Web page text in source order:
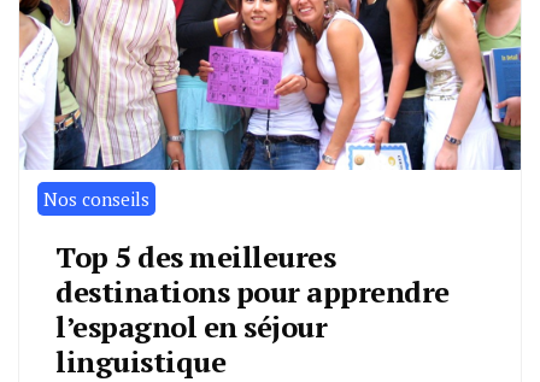
Nos conseils
Top 5 des meilleures
destinations pour apprendre
l’espagnol en séjour
linguistique